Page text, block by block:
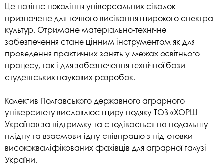
Це новітнє покоління універсальних сівалок
призначене для точного висівання широкого спектра
культур. Отримане матеріально-технічне
забезпечення стане цінним інструментом як для
проведення практичних занять у межах освітнього
процесу, так і для забезпечення технічної бази
студентських наукових розробок.
Колектив Полтавського державного аграрного
університету висловлює щиру подяку ТОВ «ХОРШ
Україна» за підтримку та сподівається на подальшу
плідну та взаємовигідну співпрацю з підготовки
висококваліфікованих фахівців для аграрної галузі
України.